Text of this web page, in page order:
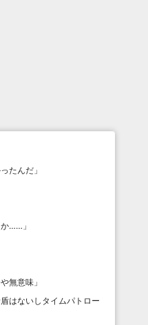
たんだ 」
か…… 」
無意味 」
はないしタイムパトロー